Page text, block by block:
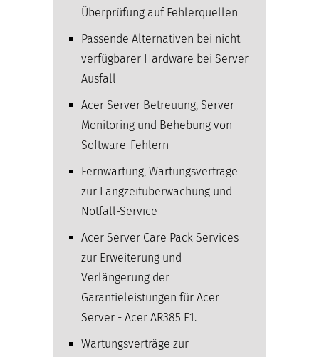
Überprüfung auf Fehlerquellen
Passende Alternativen bei nicht
verfügbarer Hardware bei Server
Ausfall
Acer Server Betreuung, Server
Monitoring und Behebung von
Software-Fehlern
Fernwartung, Wartungsverträge
zur Langzeitüberwachung und
Notfall-Service
Acer Server Care Pack Services
zur Erweiterung und
Verlängerung der
Garantieleistungen für Acer
Server - Acer AR385 F1.
Wartungsverträge zur